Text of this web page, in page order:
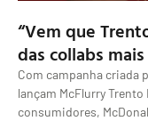
“Vem que
das collabs
Com campanha criada
lançam McFlurry
consumidores,